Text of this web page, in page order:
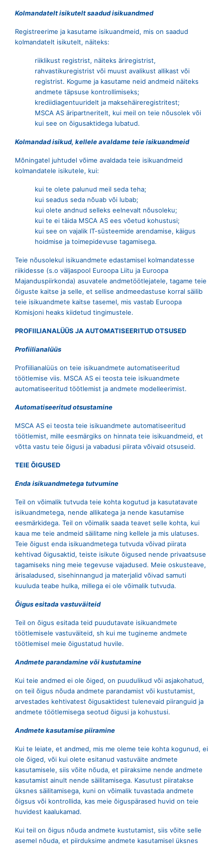
Kolmandatelt isikutelt saadud isikuandmed
Registreerime ja kasutame isikuandmeid, mis on saadud
kolmandatelt isikutelt, näiteks:
riiklikust registrist, näiteks äriregistrist,
rahvastikuregistrist või muust avalikust allikast või
registrist. Kogume ja kasutame neid andmeid näiteks
andmete täpsuse kontrollimiseks;
krediidiagentuuridelt ja maksehäireregistritest;
MSCA AS äripartneritelt, kui meil on teie nõusolek või
kui see on õigusaktidega lubatud.
Kolmandad isikud, kellele avaldame teie isikuandmeid
Mõningatel juhtudel võime avaldada teie isikuandmeid
kolmandatele isikutele, kui:
kui te olete palunud meil seda teha;
kui seadus seda nõuab või lubab;
kui olete andnud selleks eelnevalt nõusoleku;
kui te ei täida MSCA AS ees võetud kohustusi;
kui see on vajalik IT-süsteemide arendamise, käigus
hoidmise ja toimepidevuse tagamisega.
Teie nõusolekul isikuandmete edastamisel kolmandatesse
riikidesse (s.o väljaspool Euroopa Liitu ja Euroopa
Majanduspiirkonda) asuvatele andmetöötlejatele, tagame teie
õiguste kaitse ja selle, et sellise andmeedastuse korral säilib
teie isikuandmete kaitse tasemel, mis vastab Euroopa
Komisjoni heaks kiidetud tingimustele.
PROFIILIANALÜÜS JA AUTOMATISEERITUD OTSUSED
Profiilianalüüs
Profiilianalüüs on teie isikuandmete automatiseeritud
töötlemise viis. MSCA AS ei teosta teie isikuandmete
automatiseeritud töötlemist ja andmete modelleerimist.
Automatiseeritud otsustamine
MSCA AS ei teosta teie isikuandmete automatiseeritud
töötlemist, mille eesmärgiks on hinnata teie isikuandmeid, et
võtta vastu teie õigusi ja vabadusi piirata võivaid otsuseid.
TEIE ÕIGUSED
Enda isikuandmetega tutvumine
Teil on võimalik tutvuda teie kohta kogutud ja kasutatavate
isikuandmetega, nende allikatega ja nende kasutamise
eesmärkidega. Teil on võimalik saada teavet selle kohta, kui
kaua me teie andmeid säilitame ning kellele ja mis ulatuses.
Teie õigust enda isikuandmetega tutvuda võivad piirata
kehtivad õigusaktid, teiste isikute õigused nende privaatsuse
tagamiseks ning meie tegevuse vajadused. Meie oskusteave,
ärisaladused, sisehinnangud ja materjalid võivad samuti
kuuluda teabe hulka, millega ei ole võimalik tutvuda.
Õigus esitada vastuväiteid
Teil on õigus esitada teid puudutavate isikuandmete
töötlemisele vastuväiteid, sh kui me tugineme andmete
töötlemisel meie õigustatud huvile.
Andmete parandamine või kustutamine
Kui teie andmed ei ole õiged, on puudulikud või asjakohatud,
on teil õigus nõuda andmete parandamist või kustutamist,
arvestades kehtivatest õigusaktidest tulenevaid piiranguid ja
andmete töötlemisega seotud õigusi ja kohustusi.
Andmete kasutamise piiramine
Kui te leiate, et andmed, mis me oleme teie kohta kogunud, ei
ole õiged, või kui olete esitanud vastuväite andmete
kasutamisele, siis võite nõuda, et piiraksime nende andmete
kasutamist ainult nende säilitamisega. Kasutust piiratakse
üksnes säilitamisega, kuni on võimalik tuvastada andmete
õigsus või kontrollida, kas meie õiguspärased huvid on teie
huvidest kaalukamad.
Kui teil on õigus nõuda andmete kustutamist, siis võite selle
asemel nõuda, et piirduksime andmete kasutamisel üksnes